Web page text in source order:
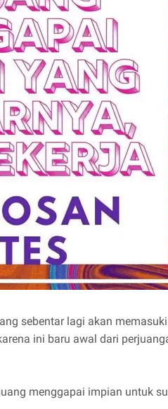
sebentar lagi akan
ini baru awal dari
menggapai impian untuk